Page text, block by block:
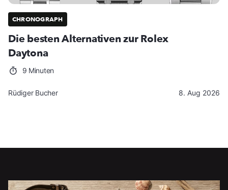
CHRONOGRAPH
Die besten Alternativen zur Rolex
Daytona
9 Minuten
Rüdiger Bucher 8. Aug 2026